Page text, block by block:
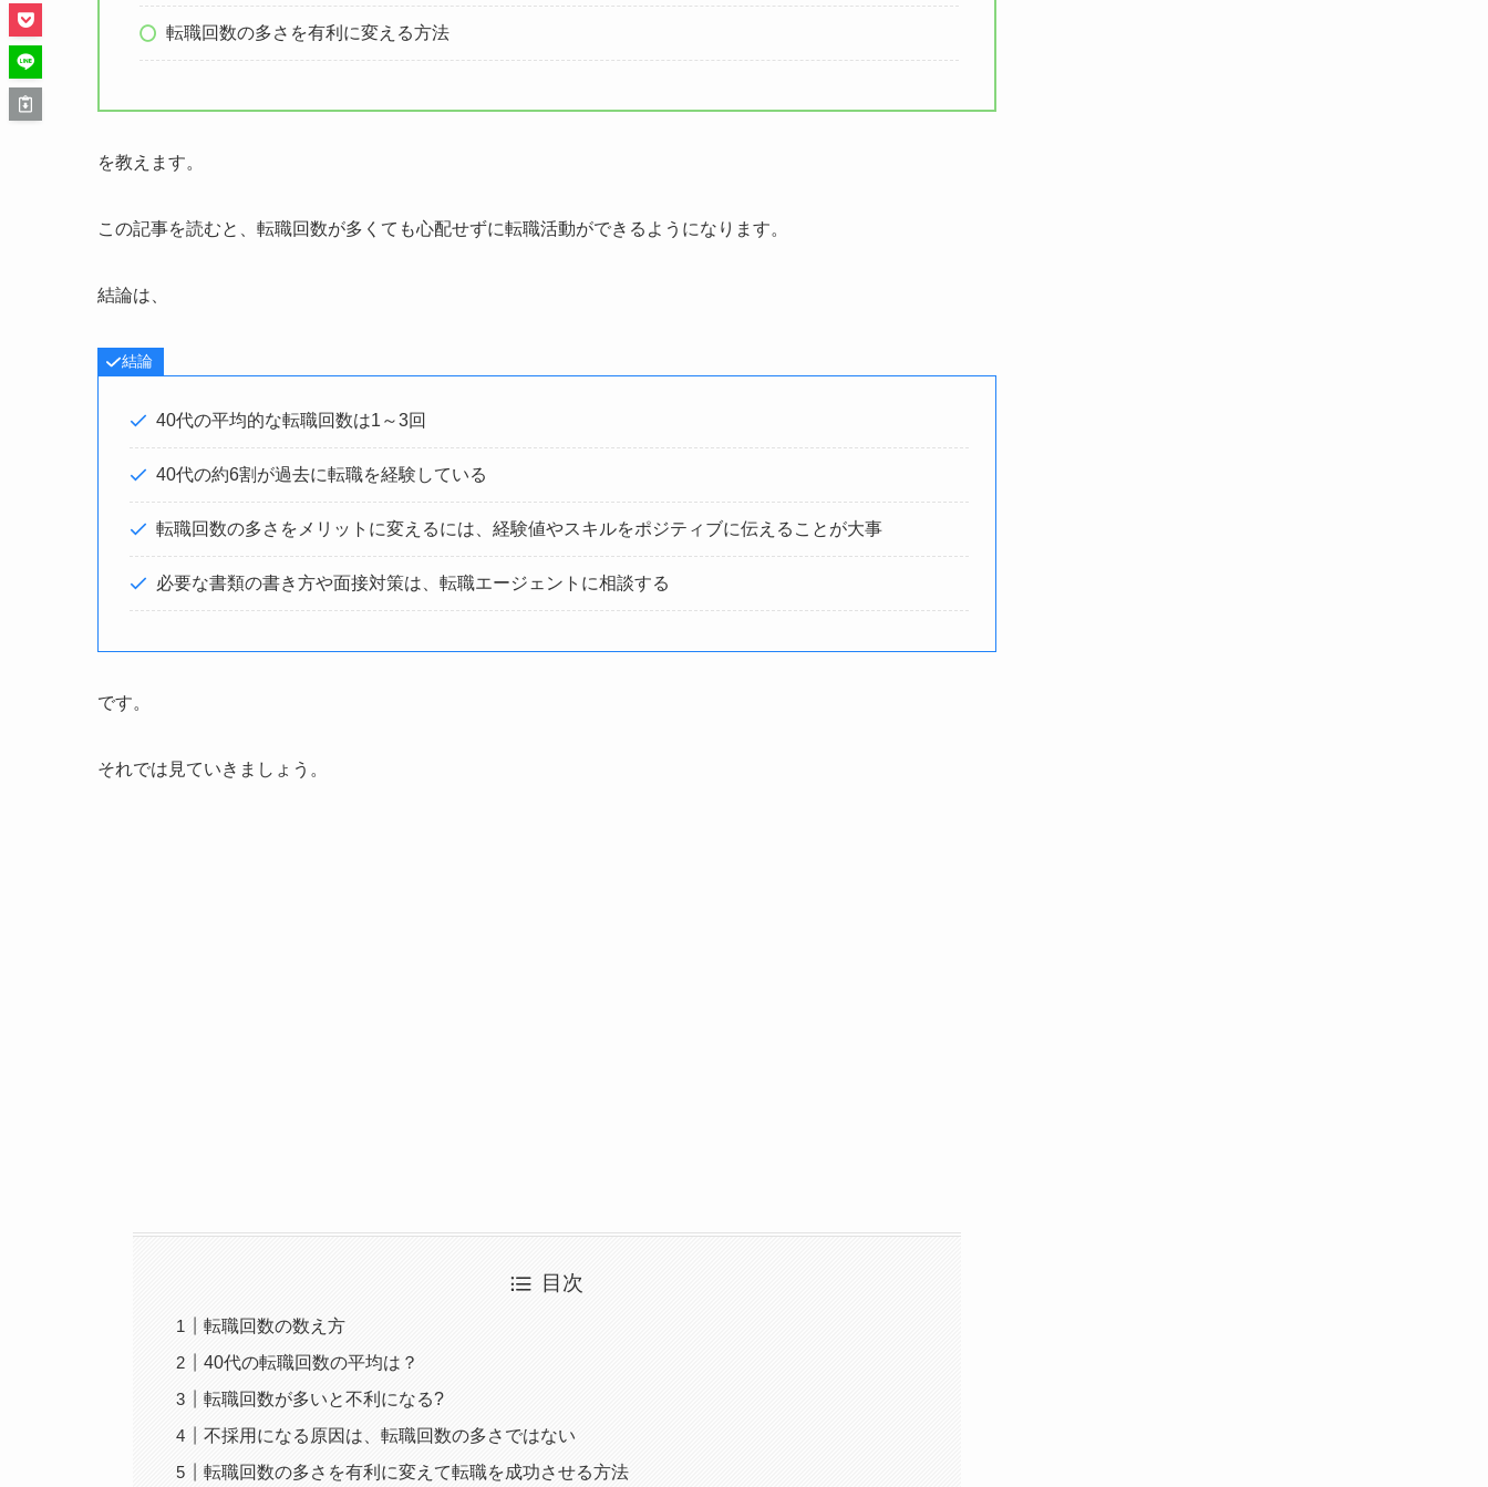
転職回数の多さを有利に変える方法
を教えます。
この記事を読むと、 転職回数が多くても心配せずに転職活動ができる ようになります。
結論は、
結論
40代の平均的な転職回数は1～3回
40代の約6割が過去に転職を経験している
転職回数の多さをメリットに変えるには、経験値やスキルをポジティブに伝えることが大事
必要な書類の書き方や面接対策は、転職エージェントに相談する
です。
それでは見ていきましょう。
目次
転職回数の数え方
40代の転職回数の平均は？
転職回数が多いと不利になる?
不採用になる原因は、転職回数の多さではない
転職回数の多さを有利に変えて転職を成功させる方法